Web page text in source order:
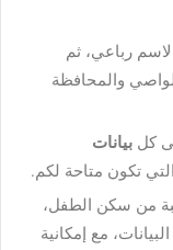
رباعي، ثم
والمحافظة
كل بيانات
تكون متاحة لكم.
من سكن الطفل،
مع إمكانية